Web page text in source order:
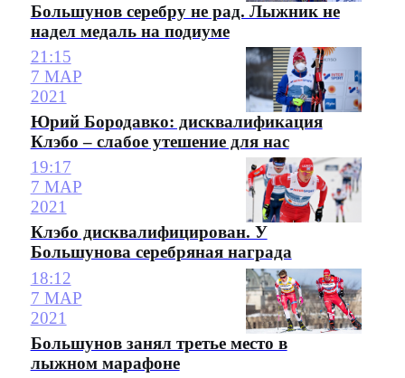
Большунов серебру не рад. Лыжник не
надел медаль на подиуме
21:15
7 МАР
2021
Юрий Бородавко: дисквалификация
Клэбо – слабое утешение для нас
19:17
7 МАР
2021
Клэбо дисквалифицирован. У
Большунова серебряная награда
18:12
7 МАР
2021
Большунов занял третье место в
лыжном марафоне